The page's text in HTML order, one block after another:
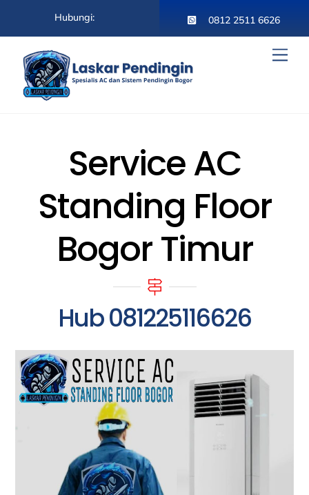
content
Hubungi: 0812 2511 6626
Service AC
Standing Floor
Bogor Timur
Hub 081225116626